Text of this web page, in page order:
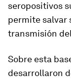
seropositivos
permite salvar
transmisión
Sobre esta
desarrollaron